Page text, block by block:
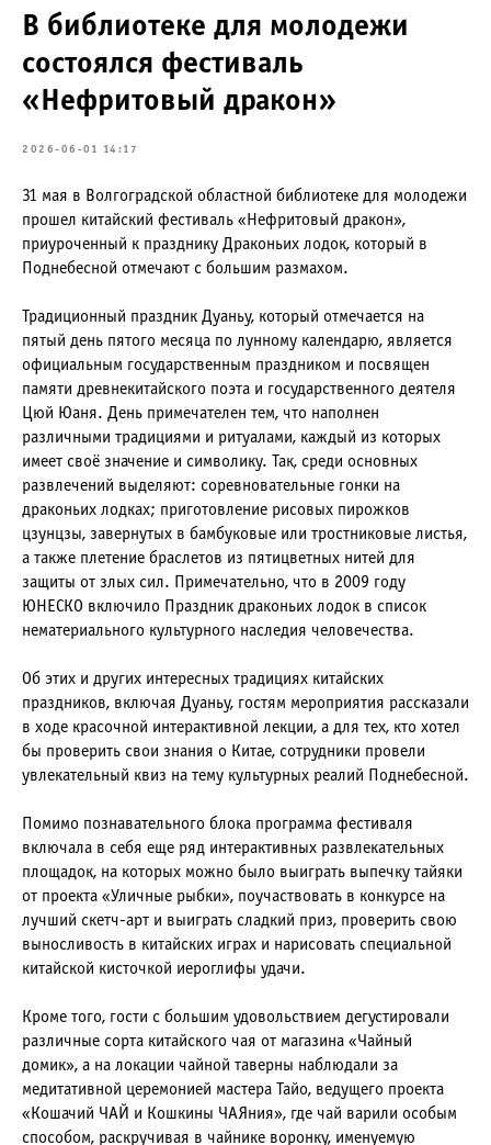
В библиотеке для молодежи
состоялся фестиваль
«Нефритовый дракон»
2026-06-01 14:17
31 мая в Волгоградской областной библиотеке для молодежи
прошел китайский фестиваль «Нефритовый дракон»,
приуроченный к празднику Драконьих лодок, который в
Поднебесной отмечают с большим размахом.
Традиционный праздник Дуаньу, который отмечается на
пятый день пятого месяца по лунному календарю, является
официальным государственным праздником и посвящен
памяти древнекитайского поэта и государственного деятеля
Цюй Юаня. День примечателен тем, что наполнен
различными традициями и ритуалами, каждый из которых
имеет своё значение и символику. Так, среди основных
развлечений выделяют: соревновательные гонки на
драконьих лодках; приготовление рисовых пирожков
цзунцзы, завернутых в бамбуковые или тростниковые листья,
а также плетение браслетов из пятицветных нитей для
защиты от злых сил. Примечательно, что в 2009 году
ЮНЕСКО включило Праздник драконьих лодок в список
нематериального культурного наследия человечества.
Об этих и других интересных традициях китайских
праздников, включая Дуаньу, гостям мероприятия рассказали
в ходе красочной интерактивной лекции, а для тех, кто хотел
бы проверить свои знания о Китае, сотрудники провели
увлекательный квиз на тему культурных реалий Поднебесной.
Помимо познавательного блока программа фестиваля
включала в себя еще ряд интерактивных развлекательных
площадок, на которых можно было выиграть выпечку тайяки
от проекта «Уличные рыбки», поучаствовать в конкурсе на
лучший скетч-арт и выиграть сладкий приз, проверить свою
выносливость в китайских играх и нарисовать специальной
китайской кисточкой иероглифы удачи.
Кроме того, гости с большим удовольствием дегустировали
различные сорта китайского чая от магазина «Чайный
домик», а на локации чайной таверны наблюдали за
медитативной церемонией мастера Тайо, ведущего проекта
«Кошачий ЧАЙ и Кошкины ЧАЯния», где чай варили особым
способом, раскручивая в чайнике воронку, именуемую